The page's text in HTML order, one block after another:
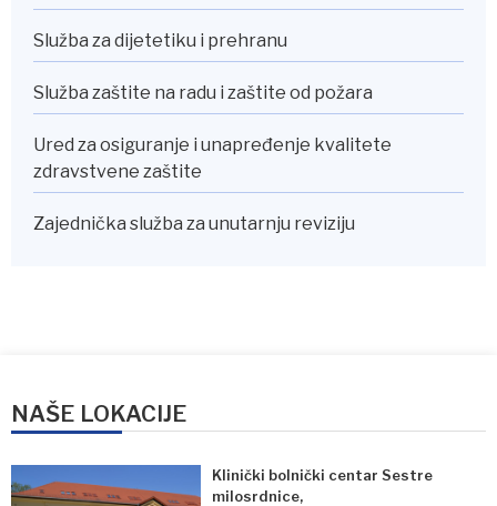
Služba za dijetetiku i prehranu
Služba zaštite na radu i zaštite od požara
Ured za osiguranje i unapređenje kvalitete
zdravstvene zaštite
Zajednička služba za unutarnju reviziju
NAŠE LOKACIJE
Klinički bolnički centar Sestre
milosrdnice,